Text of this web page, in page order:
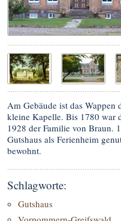
Am Gebäude ist das Wappen
kleine Kapelle. Bis 1780 war
1928 der Familie von Braun.
Gutshaus als Ferienheim
bewohnt.
Schlagworte:
Gutshaus